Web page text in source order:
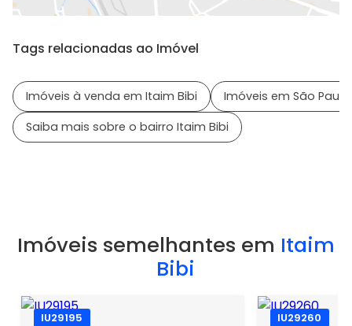
Tags relacionadas ao Imóvel
Imóveis à venda em Itaim Bibi
Imóveis em São Paulo
Saiba mais sobre o bairro Itaim Bibi
Imóveis semelhantes em Itaim
Bibi
IU29195 IU29260